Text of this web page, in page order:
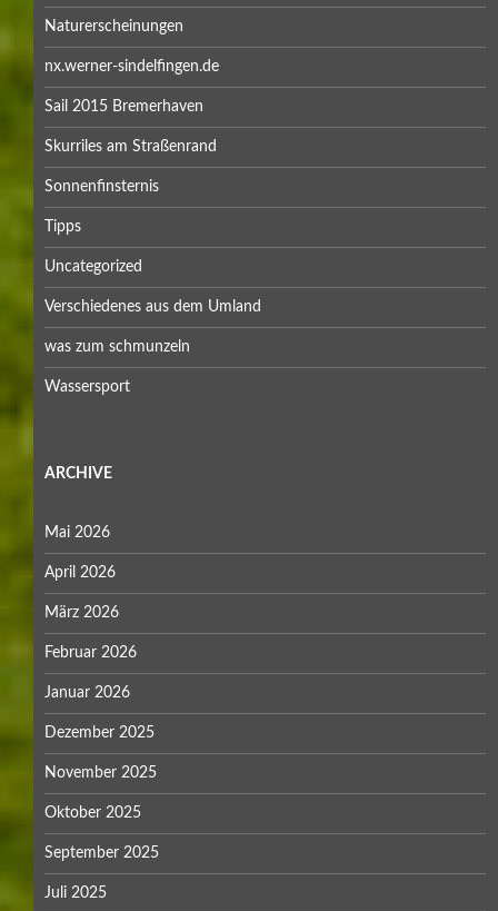
Naturerscheinungen
nx.werner-sindelfingen.de
Sail 2015 Bremerhaven
Skurriles am Straßenrand
Sonnenfinsternis
Tipps
Uncategorized
Verschiedenes aus dem Umland
was zum schmunzeln
Wassersport
ARCHIVE
Mai 2026
April 2026
März 2026
Februar 2026
Januar 2026
Dezember 2025
November 2025
Oktober 2025
September 2025
Juli 2025